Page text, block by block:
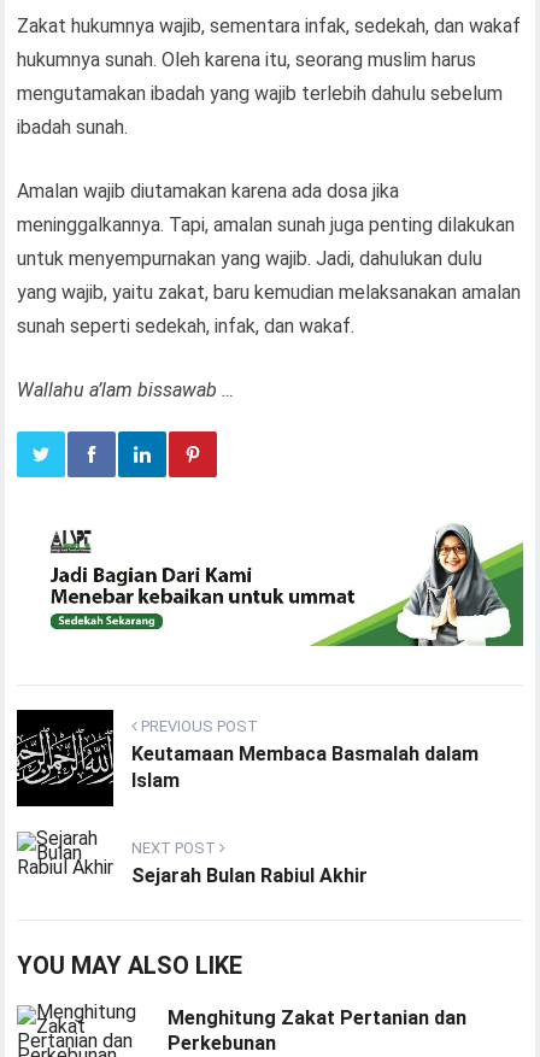
Zakat hukumnya wajib, sementara infak, sedekah, dan wakaf
hukumnya sunah. Oleh karena itu, seorang muslim harus
mengutamakan ibadah yang wajib terlebih dahulu sebelum
ibadah sunah.
Amalan wajib diutamakan karena ada dosa jika
meninggalkannya. Tapi, amalan sunah juga penting dilakukan
untuk menyempurnakan yang wajib. Jadi, dahulukan dulu
yang wajib, yaitu zakat, baru kemudian melaksanakan amalan
sunah seperti sedekah, infak, dan wakaf.
Wallahu a’lam bissawab …
PREVIOUS POST
Keutamaan Membaca Basmalah dalam
Islam
NEXT POST
Sejarah Bulan Rabiul Akhir
YOU MAY ALSO LIKE
Menghitung Zakat Pertanian dan
Perkebunan